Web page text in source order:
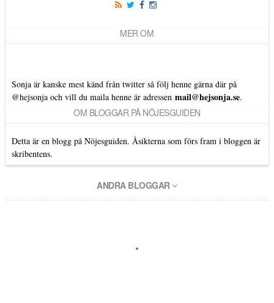
MER OM
Sonja är kanske mest känd från twitter så följ henne gärna där på
@hejsonjaoch vill du maila henne är adressen mail@hejsonja.se.
OM BLOGGAR PÅ NÖJESGUIDEN
Detta är en blogg på Nöjesguiden. Åsikterna som förs fram i bloggen är
skribentens.
ANDRA BLOGGAR